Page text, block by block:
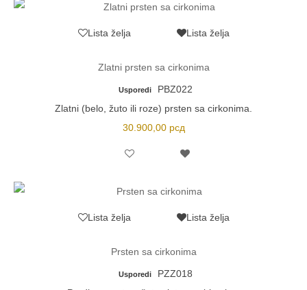
Lista želja Lista želja
Zlatni prsten sa cirkonima
Usporedi
PBZ022
Zlatni (belo, žuto ili roze) prsten sa cirkonima.
30.900,00 рсд
Lista želja Lista želja
Prsten sa cirkonima
Usporedi
PZZ018